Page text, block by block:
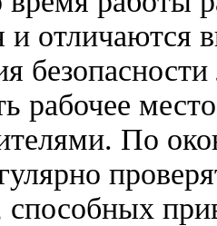
и отличаются
рабочее
По
способных